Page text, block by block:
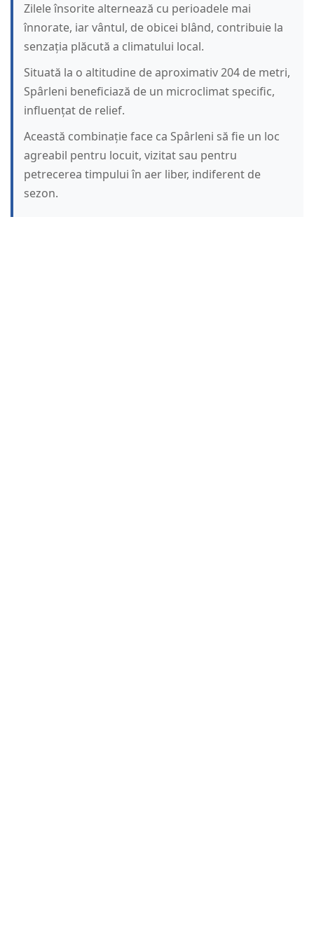
Zilele însorite alternează cu perioadele mai
înnorate, iar vântul, de obicei blând, contribuie la
senzația plăcută a climatului local.
Situată la o altitudine de aproximativ 204 de metri,
Spârleni beneficiază de un microclimat specific,
influențat de relief.
Această combinație face ca Spârleni să fie un loc
agreabil pentru locuit, vizitat sau pentru
petrecerea timpului în aer liber, indiferent de
sezon.